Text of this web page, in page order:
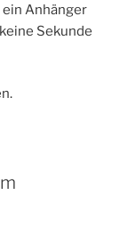
Anhänger
Sekunde